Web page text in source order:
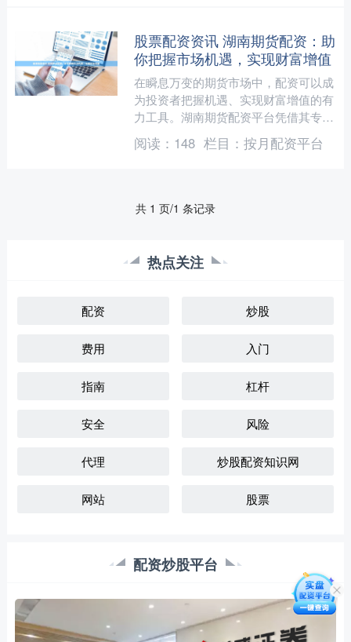
股票配资资讯 湖南期货配资：助
你把握市场机遇，实现财富增值
在瞬息万变的期货市场中，配资可以成
为投资者把握机遇、实现财富增值的有
力工具。湖南期货配资平台凭借其专业
性、安全性、灵活性等优势股票配资资
讯，为投资者提供全方位的....
阅读： 148 栏目： 按月配资平台
共 1 页/1 条记录
热点关注
配资 炒股
费用 入门
指南 杠杆
安全 风险
代理 炒股配资知识网
网站 股票
配资炒股平台